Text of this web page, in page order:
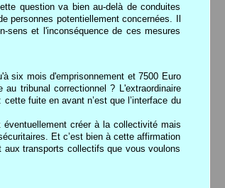
question va bien au-delà de conduites
personnes potentiellement concernées. Il
et l'inconséquence de ces mesures
six mois d'emprisonnement et 7500 Euro
tribunal correctionnel ? L'extraordinaire
fuite en avant n’est que l’interface du
éventuellement créer à la collectivité mais
Et c’est bien à cette affirmation
transports collectifs que vous voulons